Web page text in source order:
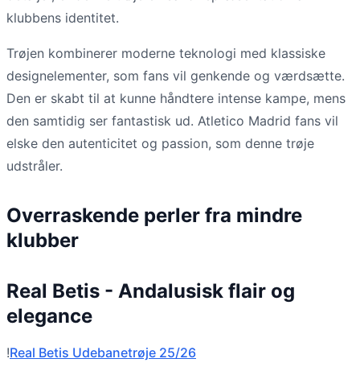
klubbens identitet.
Trøjen kombinerer moderne teknologi med klassiske
designelementer, som fans vil genkende og værdsætte.
Den er skabt til at kunne håndtere intense kampe, mens
den samtidig ser fantastisk ud. Atletico Madrid fans vil
elske den autenticitet og passion, som denne trøje
udstråler.
Overraskende perler fra mindre
klubber
Real Betis - Andalusisk flair og
elegance
!Real Betis Udebanetrøje 25/26